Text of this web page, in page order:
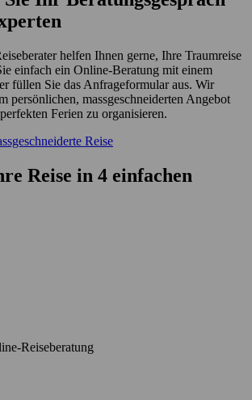
helfen Ihnen gerne, Ihre Traumreise
einfach ein Online-Beratung mit einem
füllen Sie das Anfrageformular aus. Wir
persönlichen, massgeschneiderten Angebot
Ferien zu organisieren.
Reise
Reise in 4 einfachen
Reiseberatung